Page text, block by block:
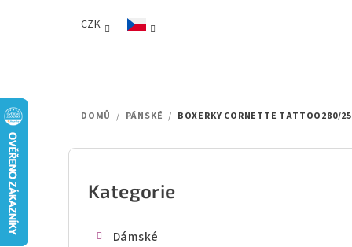
CZK
DOMŮ / PÁNSKÉ / BOXERKY CORNETTE TATTOO280/
Přeskočit
kategorie
Kategorie
Dámské